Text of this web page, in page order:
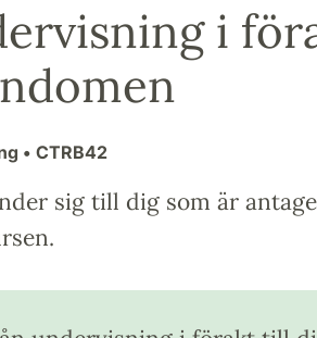
i
• CTRB42
sig till dig som är